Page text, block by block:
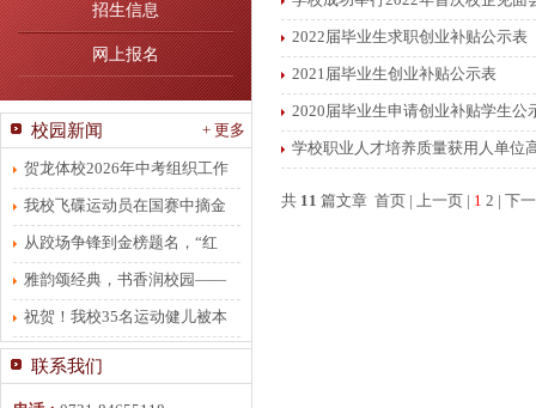
招生信息
网上报名
校园新闻 + 更多
贺龙体校2026年中考组织工作
有力有序
我校飞碟运动员在国赛中摘金
夺银
从跤场争锋到金榜题名，“红
梅”将不服输进行到底
雅韵颂经典，书香润校园——
贺龙体校朗诵比赛圆满落幕
祝贺！我校35名运动健儿被本
科院校录取
联系我们
2022届毕业生求职创业补贴公示表
2021届毕业生创业补贴公示表
2020届毕业生申请创业补贴学生公
学校职业人才培养质量获用人单位
共 11 篇文章 首页 | 上一页 | 1 2 | 下